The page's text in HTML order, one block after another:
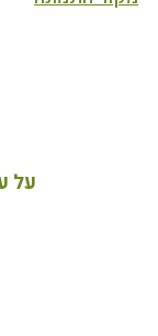
על